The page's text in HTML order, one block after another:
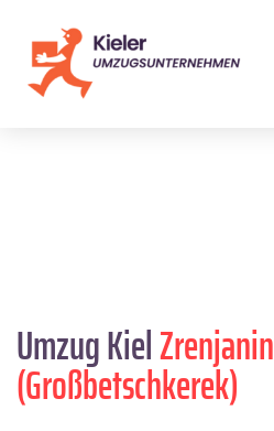
Umzug KielZrenjanin
(Großbetschkerek)